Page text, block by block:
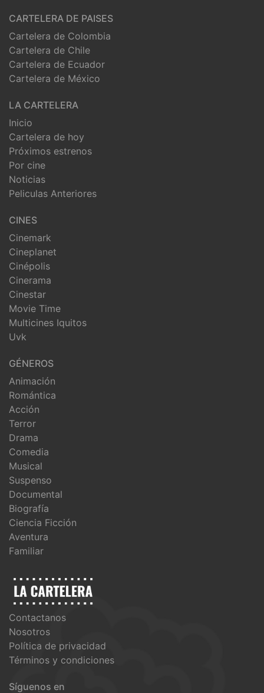
CARTELERA DE PAISES
Cartelera de Colombia
Cartelera de Chile
Cartelera de Ecuador
Cartelera de México
LA CARTELERA
Inicio
Cartelera de hoy
Próximos estrenos
Por cine
Noticias
Peliculas Anteriores
CINES
Cinemark
Cineplanet
Cinépolis
Cinerama
Cinestar
Movie Time
Multicines Iquitos
Uvk
GÉNEROS
Animación
Romántica
Acción
Terror
Drama
Comedia
Musical
Suspenso
Documental
Biografía
Ciencia Ficción
Aventura
Familiar
Contactanos
Nosotros
Política de privacidad
Términos y condiciones
Síguenos en